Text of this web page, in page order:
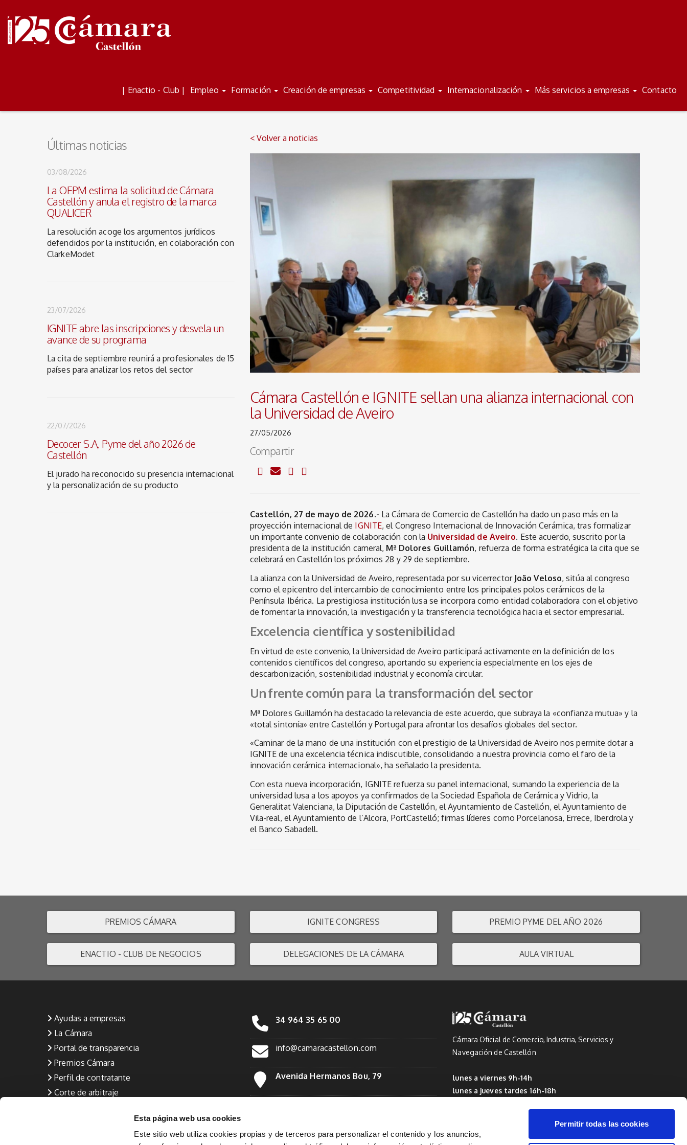
Esta página web usa cookies
Este sitio web utiliza cookies propias y de terceros para personalizar el contenido y los anuncios,
Permitir todas las cookies
| Enactio - Club | Empleo Formación Creación de empresas Competitividad Internacionalización Más servicios a empresas Contacto
< Volver a noticias
Cámara Castellón e IGNITE sellan una alianza internacional con
la Universidad de Aveiro
27/05/2026
Compartir
Castellón, 27 de mayo de 2026.- La Cámara de Comercio de Castellón ha dado un paso más en la
proyección internacional de IGNITE, el Congreso Internacional de Innovación Cerámica, tras formalizar
un importante convenio de colaboración con la Universidad de Aveiro. Este acuerdo, suscrito por la
presidenta de la institución cameral, Mª Dolores Guillamón, refuerza de forma estratégica la cita que se
celebrará en Castellón los próximos 28 y 29 de septiembre.
La alianza con la Universidad de Aveiro, representada por su vicerrector João Veloso, sitúa al congreso
como el epicentro del intercambio de conocimiento entre los principales polos cerámicos de la
Península Ibérica. La prestigiosa institución lusa se incorpora como entidad colaboradora con el objetivo
de fomentar la innovación, la investigación y la transferencia tecnológica hacia el sector empresarial.
Excelencia científica y sostenibilidad
En virtud de este convenio, la Universidad de Aveiro participará activamente en la definición de los
contenidos científicos del congreso, aportando su experiencia especialmente en los ejes de
descarbonización, sostenibilidad industrial y economía circular.
Un frente común para la transformación del sector
Mª Dolores Guillamón ha destacado la relevancia de este acuerdo, que subraya la «confianza mutua» y la
«total sintonía» entre Castellón y Portugal para afrontar los desafíos globales del sector.
«Caminar de la mano de una institución con el prestigio de la Universidad de Aveiro nos permite dotar a
IGNITE de una excelencia técnica indiscutible, consolidando a nuestra provincia como el faro de la
innovación cerámica internacional», ha señalado la presidenta.
Con esta nueva incorporación, IGNITE refuerza su panel internacional, sumando la experiencia de la
universidad lusa a los apoyos ya confirmados de la Sociedad Española de Cerámica y Vidrio, la
Generalitat Valenciana, la Diputación de Castellón, el Ayuntamiento de Castellón, el Ayuntamiento de
Vila-real, el Ayuntamiento de l’Alcora, PortCastelló; firmas líderes como Porcelanosa, Errece, Iberdrola y
el Banco Sabadell.
Últimas noticias
03/08/2026
La OEPM estima la solicitud de Cámara
Castellón y anula el registro de la marca
QUALICER
La resolución acoge los argumentos jurídicos
defendidos por la institución, en colaboración con
ClarkeModet
23/07/2026
IGNITE abre las inscripciones y desvela un
avance de su programa
La cita de septiembre reunirá a profesionales de 15
países para analizar los retos del sector
22/07/2026
Decocer S.A, Pyme del año 2026 de
Castellón
El jurado ha reconocido su presencia internacional
y la personalización de su producto
PREMIOS CÁMARA IGNITE CONGRESS PREMIO PYME DEL AÑO 2026
ENACTIO - CLUB DE NEGOCIOS DELEGACIONES DE LA CÁMARA AULA VIRTUAL
Ayudas a empresas
La Cámara
Portal de transparencia
Premios Cámara
Perfil de contratante
Corte de arbitraje
Política de calidad (Formación y Empleo)
34 964 35 65 00
info@camaracastellon.com
Avenida Hermanos Bou, 79
Twitter
Cámara Oficial de Comercio, Industria, Servicios y
Navegación de Castellón
lunes a viernes 9h-14h
lunes a jueves tardes 16h-18h
* Del 1 de julio al 15 de septiembre: de 9h a 14h